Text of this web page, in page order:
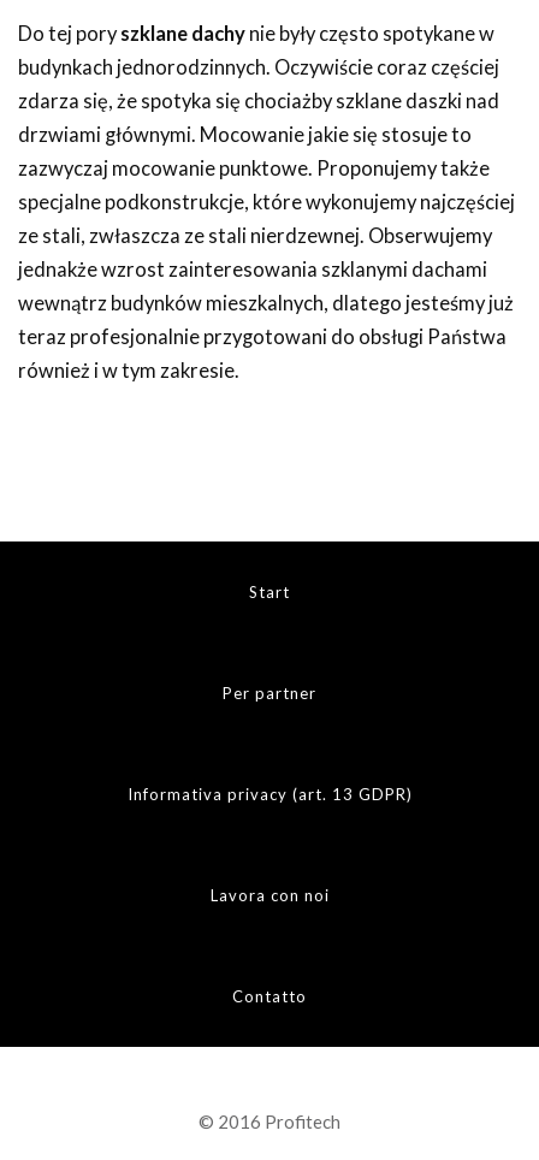
Do tej poryszklane dachy nie były często spotykane w
budynkach jednorodzinnych. Oczywiście coraz częściej
zdarza się, że spotyka się chociażby szklane daszki nad
drzwiami głównymi. Mocowanie jakie się stosuje to
zazwyczaj mocowanie punktowe. Proponujemy także
specjalne podkonstrukcje, które wykonujemy najczęściej
ze stali, zwłaszcza ze stali nierdzewnej. Obserwujemy
jednakże wzrost zainteresowania szklanymi dachami
wewnątrz budynków mieszkalnych, dlatego jesteśmy już
teraz profesjonalnie przygotowani do obsługi Państwa
również i w tym zakresie.
Start
Per partner
Informativa privacy (art. 13 GDPR)
Lavora con noi
Contatto
© 2016 Profitech